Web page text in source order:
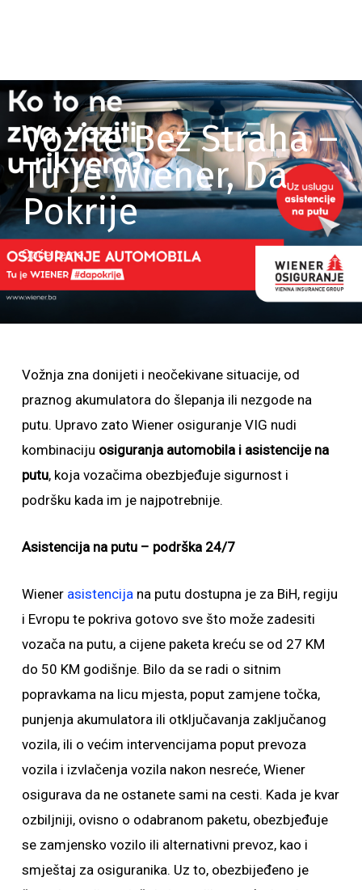
Vozite Bez Straha –
Tu Je Wiener, Da
Pokrije
Opće teme
Vožnja zna donijeti i neočekivane situacije, od
praznog akumulatora do šlepanja ili nezgode na
putu. Upravo zato Wiener osiguranje VIG nudi
kombinaciju osiguranja automobila i asistencije na
putu, koja vozačima obezbjeđuje sigurnost i
podršku kada im je najpotrebnije.
Asistencija na putu – podrška 24/7
Wiener asistencijana putu dostupna je za BiH, regiju
i Evropu te pokriva gotovo sve što može zadesiti
vozača na putu, a cijene paketa kreću se od 27 KM
do 50 KM godišnje. Bilo da se radi o sitnim
popravkama na licu mjesta, poput zamjene točka,
punjenja akumulatora ili otključavanja zaključanog
vozila, ili o većim intervencijama poput prevoza
vozila i izvlačenja vozila nakon nesreće, Wiener
osigurava da ne ostanete sami na cesti. Kada je kvar
ozbiljniji, ovisno o odabranom paketu, obezbjeđuje
se zamjensko vozilo ili alternativni prevoz, kao i
smještaj za osiguranika. Uz to, obezbijeđeno je